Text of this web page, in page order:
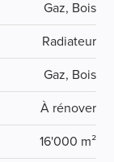
Gaz, Bois
Radiateur
Gaz, Bois
À rénover
16'000 m²